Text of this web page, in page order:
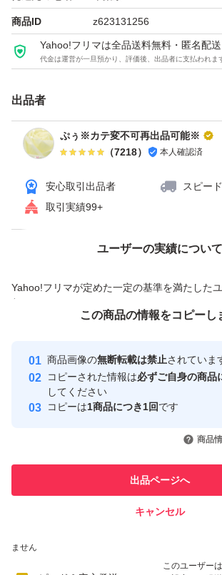
商品ID z623131256
Yahoo!フリマは全品送料無料・匿名配送
代金は運営が一旦預かり、評価後、出品者に支払われま
出品者
ぷぅ※カテ変不可再出品可能※
（7218） 本人確認済
安心取引出品者
スピー
取引実績99+
ユーザーの実績について
Yahoo!フリマが定めた一定の基準を満たした
付与しています
安心取引出品者
心・安全なユー
取引実績
引を完了させ
での取引実績が
ません
このユーザー
価格の相談 商
この商品の情報をコピーし
商品画像の無断転載は禁止されていま
コピーされた情報は必ずご自身の商品
してください
コピーは1商品につき1回です
商品
出品ページへ
キャンセル
この商品をみている人にオススメ